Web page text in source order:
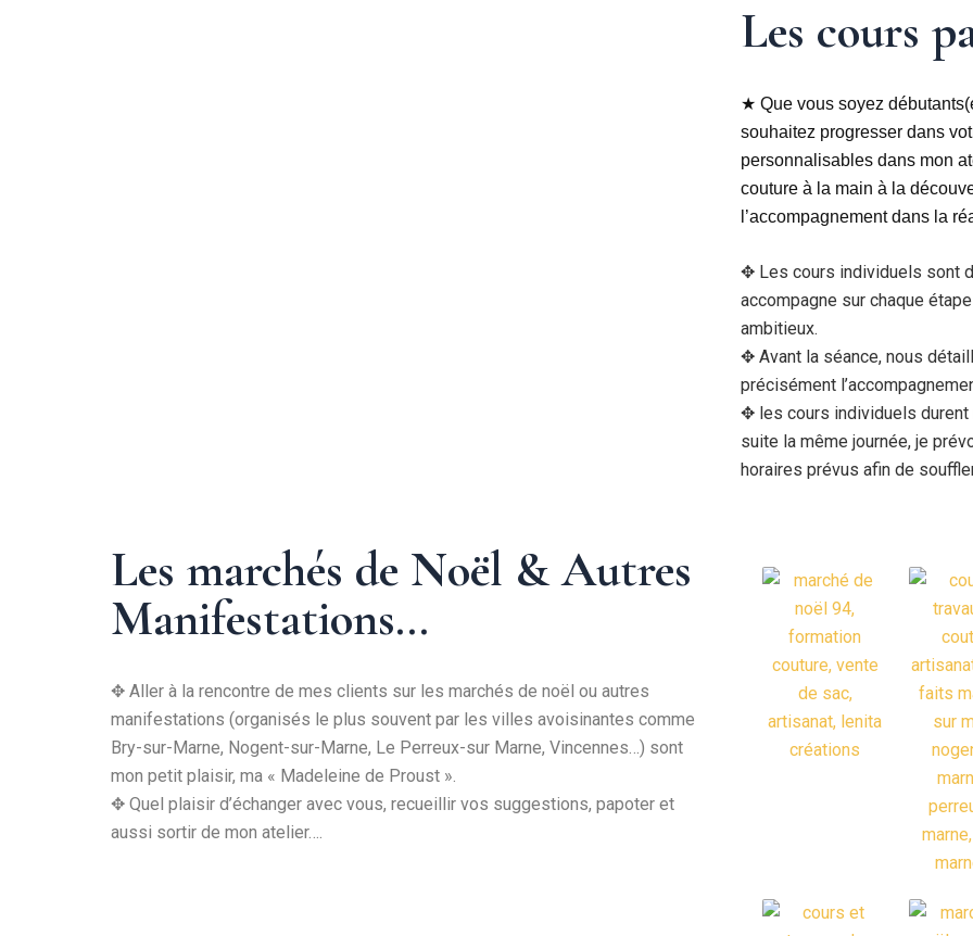
Les cours
★ Que vous soyez
souhaitez progresser dans
personnalisables dans mon
couture à la main à la
l’accompagnement dans la
✥ Les cours individuels sont
accompagne sur chaque
ambitieux.
✥ Avant la séance, nous
précisément
✥ les cours individuels durent
suite la même journée, je
horaires prévus afin de
Les marchés de Noël & Autres
Manifestations…
✥ Aller à la rencontre de mes clients sur les marchés de noël ou autres
manifestations (organisés le plus souvent par les villes avoisinantes comme
Bry-sur-Marne, Nogent-sur-Marne, Le Perreux-sur Marne, Vincennes…) sont
mon petit plaisir, ma « Madeleine de Proust ».
✥ Quel plaisir d’échanger avec vous, recueillir vos suggestions, papoter et
aussi sortir de mon atelier….